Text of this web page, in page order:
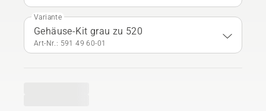
Variante
Gehäuse-Kit grau zu 520
Art-Nr.: 591 49 60‑01